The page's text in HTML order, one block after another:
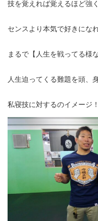
技を覚えれば覚えるほど強
センスより本気で好きにな
まるで【人生を戦ってる様
人生迫ってくる難題を頭、
私寝技に対するのイメージ！